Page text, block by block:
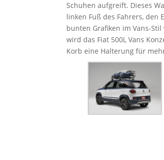
Schuhen aufgreift. Dieses
linken Fuß des Fahrers,
bunten Grafiken im Vans-
wird das Fiat 500L Vans
Korb eine Halterung für